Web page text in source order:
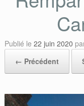
Publié le 22 juin 2020
← Précédent